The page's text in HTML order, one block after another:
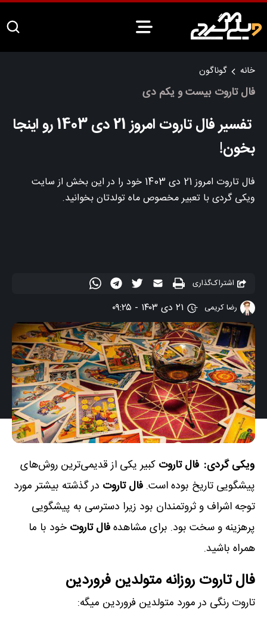
خانه گوناگون
فال تاروت بیست و یکم دی
تفسیر فال تاروت امروز 21 دی 1403 رو اینجا
بخون!
فال تاروت امروز 21 دی 1403 خود را در این بخش از سایت
ویکی گردی با تعبیر مخصوص ماه تولدتان بخوانید.
اشتراک‌گذاری
رضا کریمی
۲۱ دی ۱۴۰۳ - ۰۹:۲۵
ویکی گردی: فال تاروت کبیر یکی از قدیمی‌ترین روش‌های
پیشگویی تاریخ بوده است. فال تاروت در گذشته بیشتر مورد
توجه اشراف و ثروتمندان بود زیرا دسترسی به پیشگویی
پرهزینه و سخت بود. برای مشاهدهفال تاروت خود با ما
همراه باشید.
فال تاروت روزانه متولدین فروردین
تاروت رنگی در مورد متولدین فروردین میگه: